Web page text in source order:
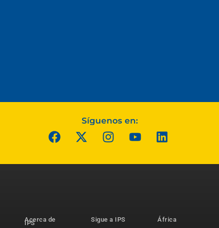
Síguenos en:
Acerca de
IPS
Sigue a IPS
África